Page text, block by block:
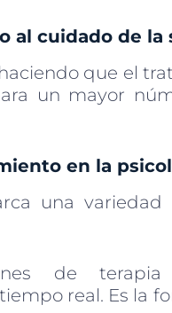
al cuidado de la
que el
un mayor
en la
una
de
real. Es la